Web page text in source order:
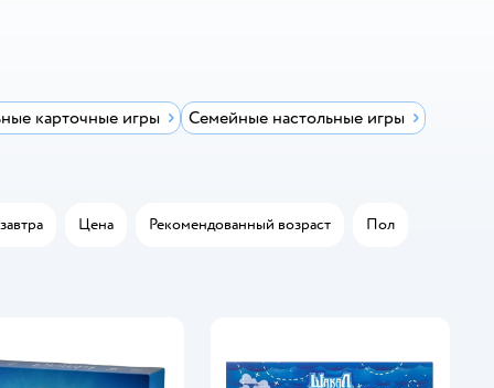
карточные игры
Семейные настольные игры
Цена Рекомендованный возраст Пол